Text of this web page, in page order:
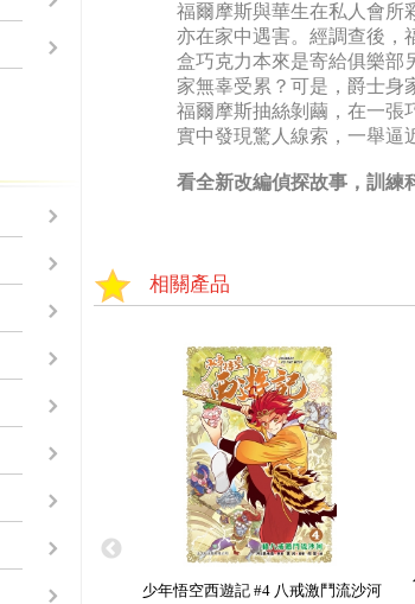
福爾摩斯與華生在私人會所
亦在家中遇害。經調查後，
盒巧克力本來是寄給俱樂部
家無辜受累？可是，爵士身
福爾摩斯抽絲剝繭，在一張
實中發現驚人線索，一舉逼
看全新改編偵探故事，訓練
相關產品
少年悟空西遊記 #4 八戒激鬥流沙河